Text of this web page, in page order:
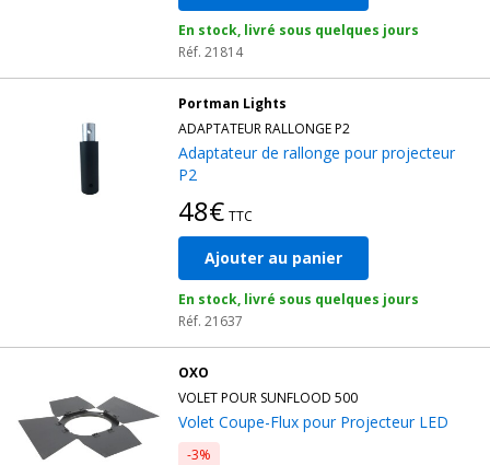
En stock, livré sous quelques jours
Réf. 21814
Portman Lights
ADAPTATEUR RALLONGE P2
Adaptateur de rallonge pour projecteur
P2
48€ TTC
Ajouter au panier
En stock, livré sous quelques jours
Réf. 21637
OXO
VOLET POUR SUNFLOOD 500
Volet Coupe-Flux pour Projecteur LED
-3%